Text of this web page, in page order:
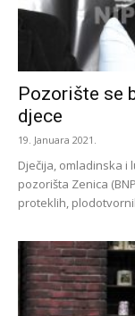
Pozorište se
djece
19. Januara 2021.
Dječija, omladinska i
pozorišta Zenica
proteklih,